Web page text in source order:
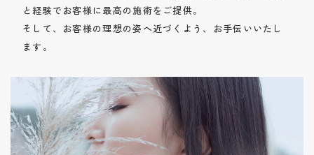
と経験でお客様に最高の施術をご提供。
そして、お客様の理想の姿へ近づくよう、お手伝いいたし
ます。